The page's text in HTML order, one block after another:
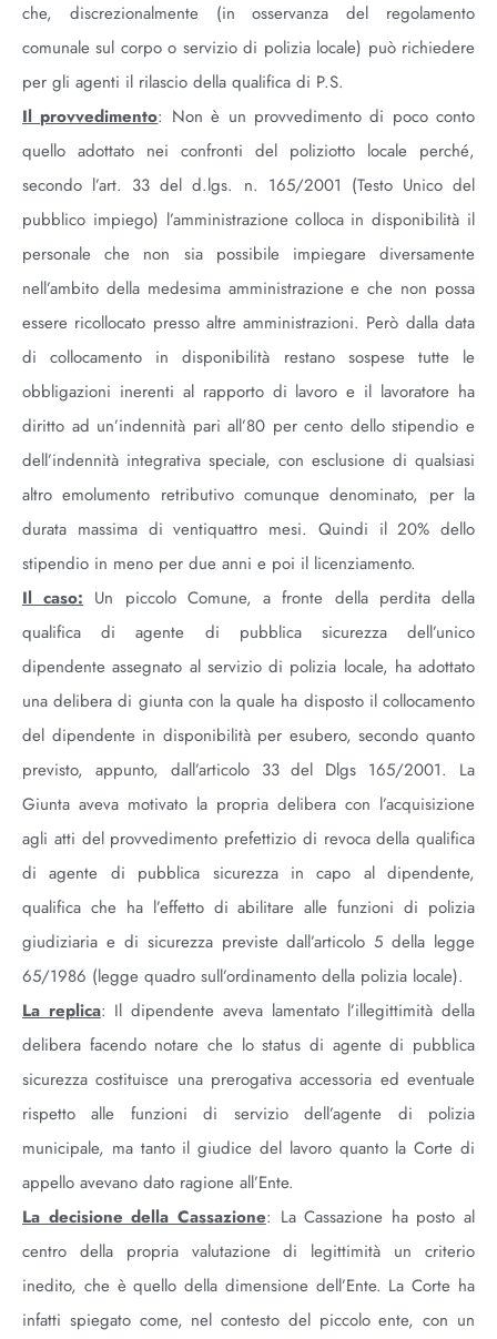
che, discrezionalmente (in osservanza del regolamento
comunale sul corpo o servizio di polizia locale) può richiedere
per gli agenti il rilascio della qualifica di P.S.
Il provvedimento: Non è un provvedimento di poco conto
quello adottato nei confronti del poliziotto locale perché,
secondo l’art. 33 del d.lgs. n. 165/2001 (Testo Unico del
pubblico impiego) l’amministrazione colloca in disponibilità il
personale che non sia possibile impiegare diversamente
nell’ambito della medesima amministrazione e che non possa
essere ricollocato presso altre amministrazioni. Però dalla data
di collocamento in disponibilità restano sospese tutte le
obbligazioni inerenti al rapporto di lavoro e il lavoratore ha
diritto ad un’indennità pari all’80 per cento dello stipendio e
dell’indennità integrativa speciale, con esclusione di qualsiasi
altro emolumento retributivo comunque denominato, per la
durata massima di ventiquattro mesi. Quindi il 20% dello
stipendio in meno per due anni e poi il licenziamento.
Il caso: Un piccolo Comune, a fronte della perdita della
qualifica di agente di pubblica sicurezza dell’unico
dipendente assegnato al servizio di polizia locale, ha adottato
una delibera di giunta con la quale ha disposto il collocamento
del dipendente in disponibilità per esubero, secondo quanto
previsto, appunto, dall’articolo 33 del Dlgs 165/2001. La
Giunta aveva motivato la propria delibera con l’acquisizione
agli atti del provvedimento prefettizio di revoca della qualifica
di agente di pubblica sicurezza in capo al dipendente,
qualifica che ha l’effetto di abilitare alle funzioni di polizia
giudiziaria e di sicurezza previste dall’articolo 5 della legge
65/1986 (legge quadro sull’ordinamento della polizia locale).
La replica: Il dipendente aveva lamentato l’illegittimità della
delibera facendo notare che lo status di agente di pubblica
sicurezza costituisce una prerogativa accessoria ed eventuale
rispetto alle funzioni di servizio dell’agente di polizia
municipale, ma tanto il giudice del lavoro quanto la Corte di
appello avevano dato ragione all’Ente.
La decisione della Cassazione: La Cassazione ha posto al
centro della propria valutazione di legittimità un criterio
inedito, che è quello della dimensione dell’Ente. La Corte ha
infatti spiegato come, nel contesto del piccolo ente, con un